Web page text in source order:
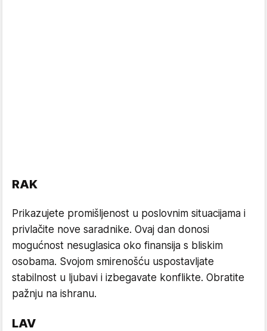
RAK
Prikazujete promišljenost u poslovnim situacijama i
privlačite nove saradnike. Ovaj dan donosi
mogućnost nesuglasica oko finansija s bliskim
osobama. Svojom smirenošću uspostavljate
stabilnost u ljubavi i izbegavate konflikte. Obratite
pažnju na ishranu.
LAV